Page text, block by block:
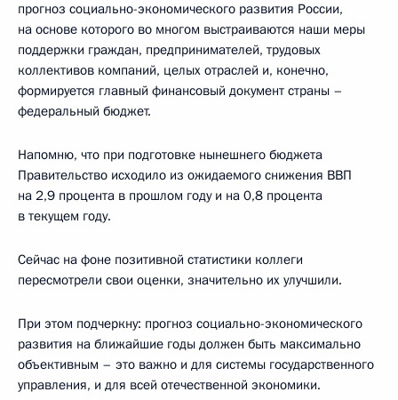
прогноз социально-экономического развития России,
на основе которого во многом выстраиваются наши меры
поддержки граждан, предпринимателей, трудовых
коллективов компаний, целых отраслей и, конечно,
формируется главный финансовый документ страны –
федеральный бюджет.
Напомню, что при подготовке нынешнего бюджета
Правительство исходило из ожидаемого снижения ВВП
на 2,9 процента в прошлом году и на 0,8 процента
в текущем году.
Сейчас на фоне позитивной статистики коллеги
пересмотрели свои оценки, значительно их улучшили.
При этом подчеркну: прогноз социально-экономического
развития на ближайшие годы должен быть максимально
объективным – это важно и для системы государственного
управления, и для всей отечественной экономики.